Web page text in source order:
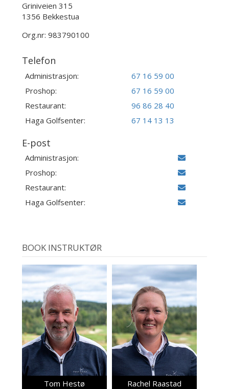
Griniveien 315
1356 Bekkestua
Org.nr: 983790100
Telefon
Administrasjon:
67 16 59 00
Proshop:
67 16 59 00
Restaurant:
96 86 28 40
Haga Golfsenter:
67 14 13 13
E-post
Administrasjon:
Proshop:
Restaurant:
Haga Golfsenter:
BOOK INSTRUKTØR
Tom Hestø Rachel Raastad